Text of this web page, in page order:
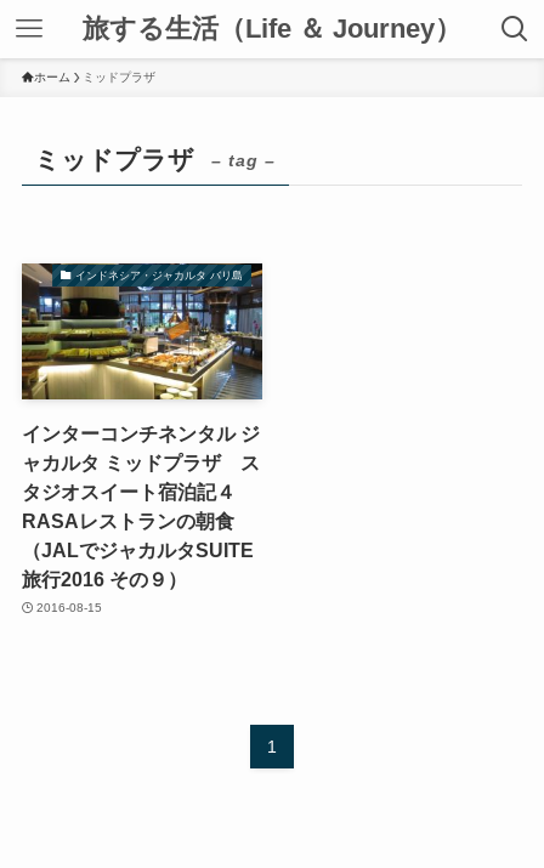
旅する生活（Life ＆ Journey）
ホーム ミッドプラザ
ミッドプラザ – tag –
インドネシア・ジャカルタ バリ島
インターコンチネンタル ジ
ャカルタ ミッドプラザ ス
タジオスイート宿泊記４
RASAレストランの朝食
（JALでジャカルタSUITE
旅行2016 その９）
2016-08-15
1